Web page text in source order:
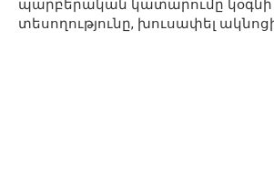
պարբերական կատարումը կօգնի
տեսողությունը, խուսափել